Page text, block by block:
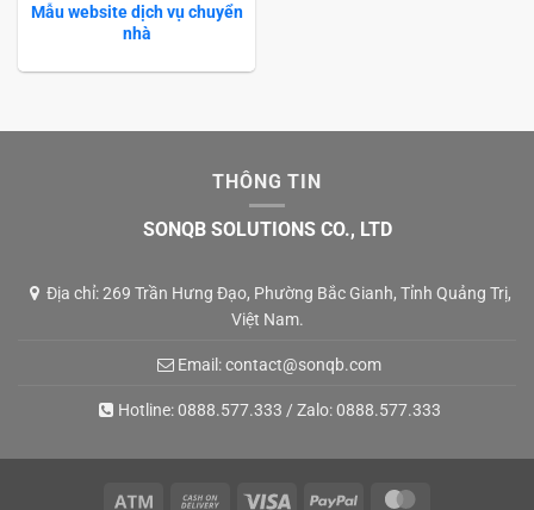
Mẫu website dịch vụ chuyển
nhà
THÔNG TIN
SONQB SOLUTIONS CO., LTD
Địa chỉ: 269 Trần Hưng Đạo, Phường Bắc Gianh, Tỉnh Quảng Trị,
Việt Nam.
Email:contact@sonqb.com
Hotline:0888.577.333 / Zalo:0888.577.333
Atm Cash Visa PayPal